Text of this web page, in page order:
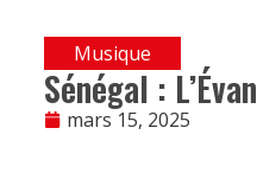
Musique
Sénégal :
mars 15, 2025